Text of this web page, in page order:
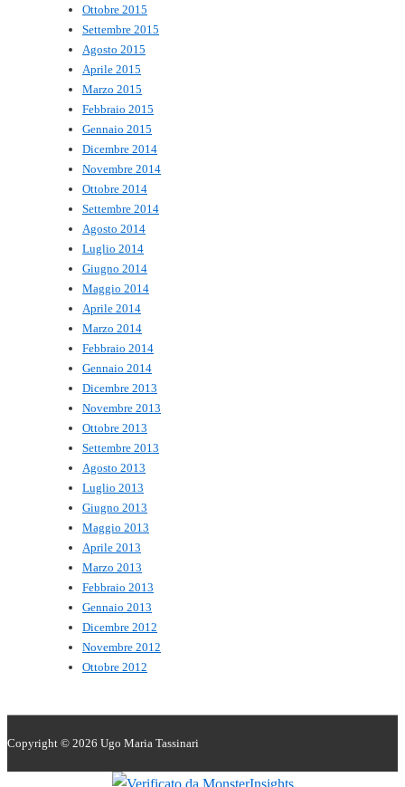
Ottobre 2015
Settembre 2015
Agosto 2015
Aprile 2015
Marzo 2015
Febbraio 2015
Gennaio 2015
Dicembre 2014
Novembre 2014
Ottobre 2014
Settembre 2014
Agosto 2014
Luglio 2014
Giugno 2014
Maggio 2014
Aprile 2014
Marzo 2014
Febbraio 2014
Gennaio 2014
Dicembre 2013
Novembre 2013
Ottobre 2013
Settembre 2013
Agosto 2013
Luglio 2013
Giugno 2013
Maggio 2013
Aprile 2013
Marzo 2013
Febbraio 2013
Gennaio 2013
Dicembre 2012
Novembre 2012
Ottobre 2012
Copyright © 2026 Ugo Maria Tassinari